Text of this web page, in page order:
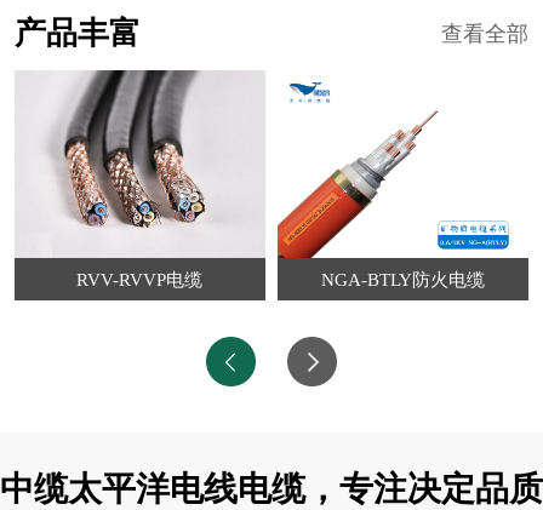
查看全部
产品丰富
RVV-RVVP电缆 NGA-BTLY防火电缆
中缆太平洋电线电缆，专注决定品质